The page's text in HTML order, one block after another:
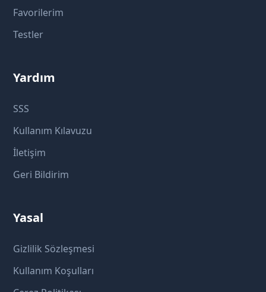
Favorilerim
Testler
Yardım
SSS
Kullanım Kılavuzu
İletişim
Geri Bildirim
Yasal
Gizlilik Sözleşmesi
Kullanım Koşulları